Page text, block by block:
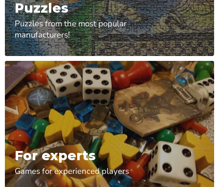
Puzzles
Puzzles from the most popular
manufacturers!
For experts
Games for experienced players